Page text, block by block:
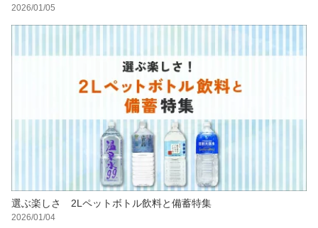
2026/01/05
選ぶ楽しさ 2Lペットボトル飲料と備蓄特集
2026/01/04